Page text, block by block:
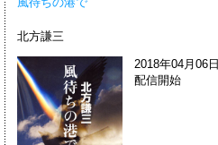
北方謙三
2018年04月06日
配信開始